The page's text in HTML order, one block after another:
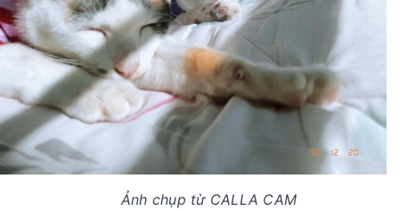
Ảnh chụp từ CALLA CAM